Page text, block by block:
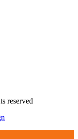
reserved